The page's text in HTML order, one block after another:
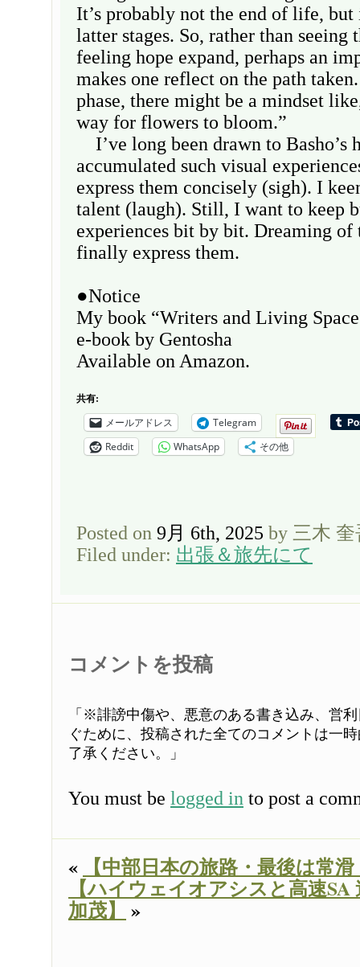
It’s probably not the end of life,
latter stages. So, rather than seeing
feeling hope expand, perhaps an
makes one reflect on the path
phase, there might be a mindset
way for flowers to bloom.”
I’ve long been drawn to Basho’s
accumulated such visual
express them concisely (sigh). I
talent (laugh). Still, I want to keep
experiences bit by bit. Dreaming of
finally express them.
●Notice
My book “Writers and Living
e-book by Gentosha
Available on Amazon.
共有:
メールアドレス
Telegram
Reddit
WhatsApp その他
Posted on 9月 6th, 2025 by 三木 奎
Filed under: 出張＆旅先にて
コメントを投稿
「※誹謗中傷や、悪意のある書き込み、営
ぐために、投稿された全てのコメントは一
了承ください。」
You must be logged in to post a
« 【中部日本の旅路・最後は常
【ハイウェイオアシスと高速
加茂】 »